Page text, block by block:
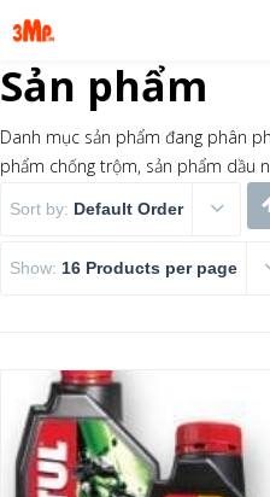
Sản phẩm
Danh mục sản phẩm đang phân
phẩm chống trộm, sản phẩm dầu
Sort by: Default Order
Show: 16 Products per page